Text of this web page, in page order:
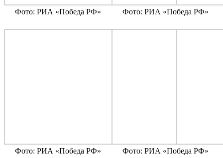
Фото: РИА «Победа РФ» Фото: РИА «Победа РФ»
Фото: РИА «Победа РФ» Фото: РИА «Победа РФ»